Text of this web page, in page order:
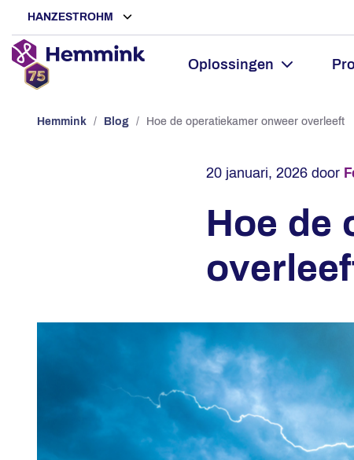
HANZESTROHM
Oplossingen
Hemmink / Blog / Hoe de operatiekamer onweer overleeft
20 januari, 2026 door
Hoe de